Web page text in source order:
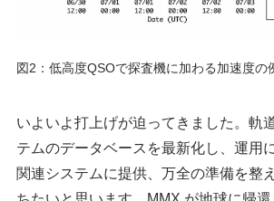
図2：低高度QSOで探査機に加わる加速度の
いよいよ打上げが迫ってきました。軌
テムのデータベースを最新化し、運用
関連システムに提供、万全の準備を整